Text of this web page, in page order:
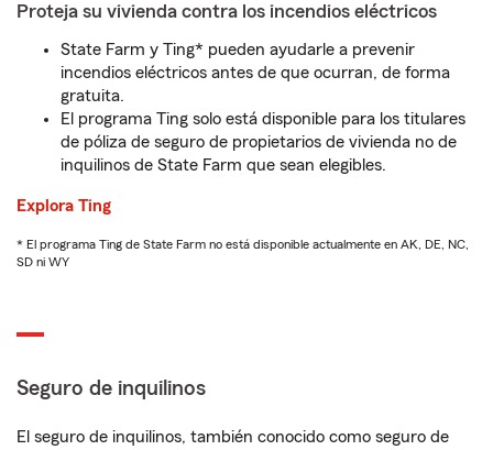
Proteja su vivienda contra los incendios eléctricos
State Farm y Ting* pueden ayudarle a prevenir
incendios eléctricos antes de que ocurran, de forma
gratuita.
El programa Ting solo está disponible para los titulares
de póliza de seguro de propietarios de vivienda no de
inquilinos de State Farm que sean elegibles.
Explora Ting
* El programa Ting de State Farm no está disponible actualmente en AK, DE, NC,
SD ni WY
Seguro de inquilinos
El seguro de inquilinos, también conocido como seguro de